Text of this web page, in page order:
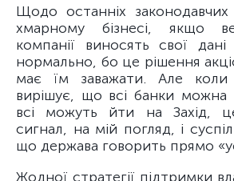
Щодо останніх законодавчих
хмарному бізнесі, якщо
компанії виносять свої
нормально, бо це рішення
має їм заважати. Але коли
вирішує, що всі банки можна
всі можуть йти на Захід,
сигнал, на мій погляд, і
що держава говорить прямо
Жодної стратегії підтримки